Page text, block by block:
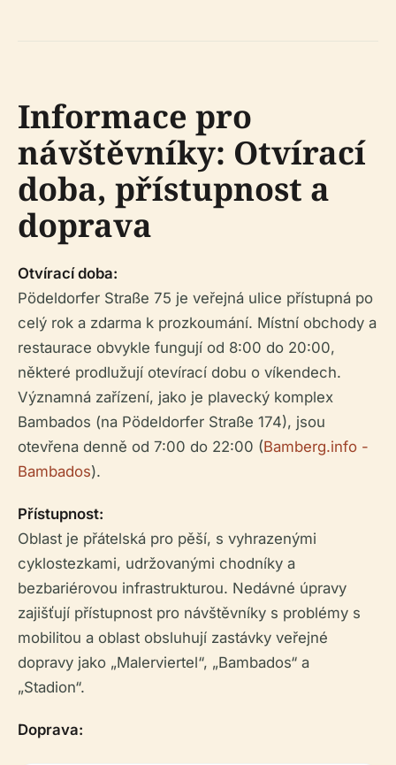
Informace pro
návštěvníky: Otvírací
doba, přístupnost a
doprava
Otvírací doba:
Pödeldorfer Straße 75 je veřejná ulice přístupná po
celý rok a zdarma k prozkoumání. Místní obchody a
restaurace obvykle fungují od 8:00 do 20:00,
některé prodlužují otevírací dobu o víkendech.
Významná zařízení, jako je plavecký komplex
Bambados (na Pödeldorfer Straße 174), jsou
otevřena denně od 7:00 do 22:00 (Bamberg.info -
Bambados).
Přístupnost:
Oblast je přátelská pro pěší, s vyhrazenými
cyklostezkami, udržovanými chodníky a
bezbariérovou infrastrukturou. Nedávné úpravy
zajišťují přístupnost pro návštěvníky s problémy s
mobilitou a oblast obsluhují zastávky veřejné
dopravy jako „Malerviertel“, „Bambados“ a
„Stadion“.
Doprava: